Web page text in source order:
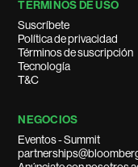
TÉRMINOS DE USO
Suscríbete
Política de privacidad
Términos de suscripción
Tecnología
T&C
NEGOCIOS
Eventos - Summit